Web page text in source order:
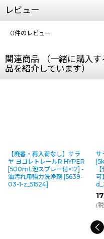
レビュー
0件のレビュー
関連商品 （一緒に購入
品を紹介しています）
【廃番・再入荷なし】サラ
ヤ ヨゴレトレールR HYPER
[500mL泡スプレー付×12] -
油汚れ用強力洗浄剤 [5639-
03-1-z_51524]
サ
可】
(